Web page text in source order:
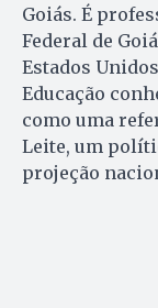
Goiás. É
Federal de
Estados
Educação
como uma
Leite, um
projeção